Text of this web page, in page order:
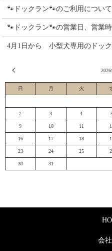
🐾ドックラン🐾のご利用について
🐾ドックラン🐾の営業日、営業
4月1日から 小型犬専用のドッ
2026
日 月 火
2 3 4
9 10 11
16 17 18
23 24 25
30 31
会